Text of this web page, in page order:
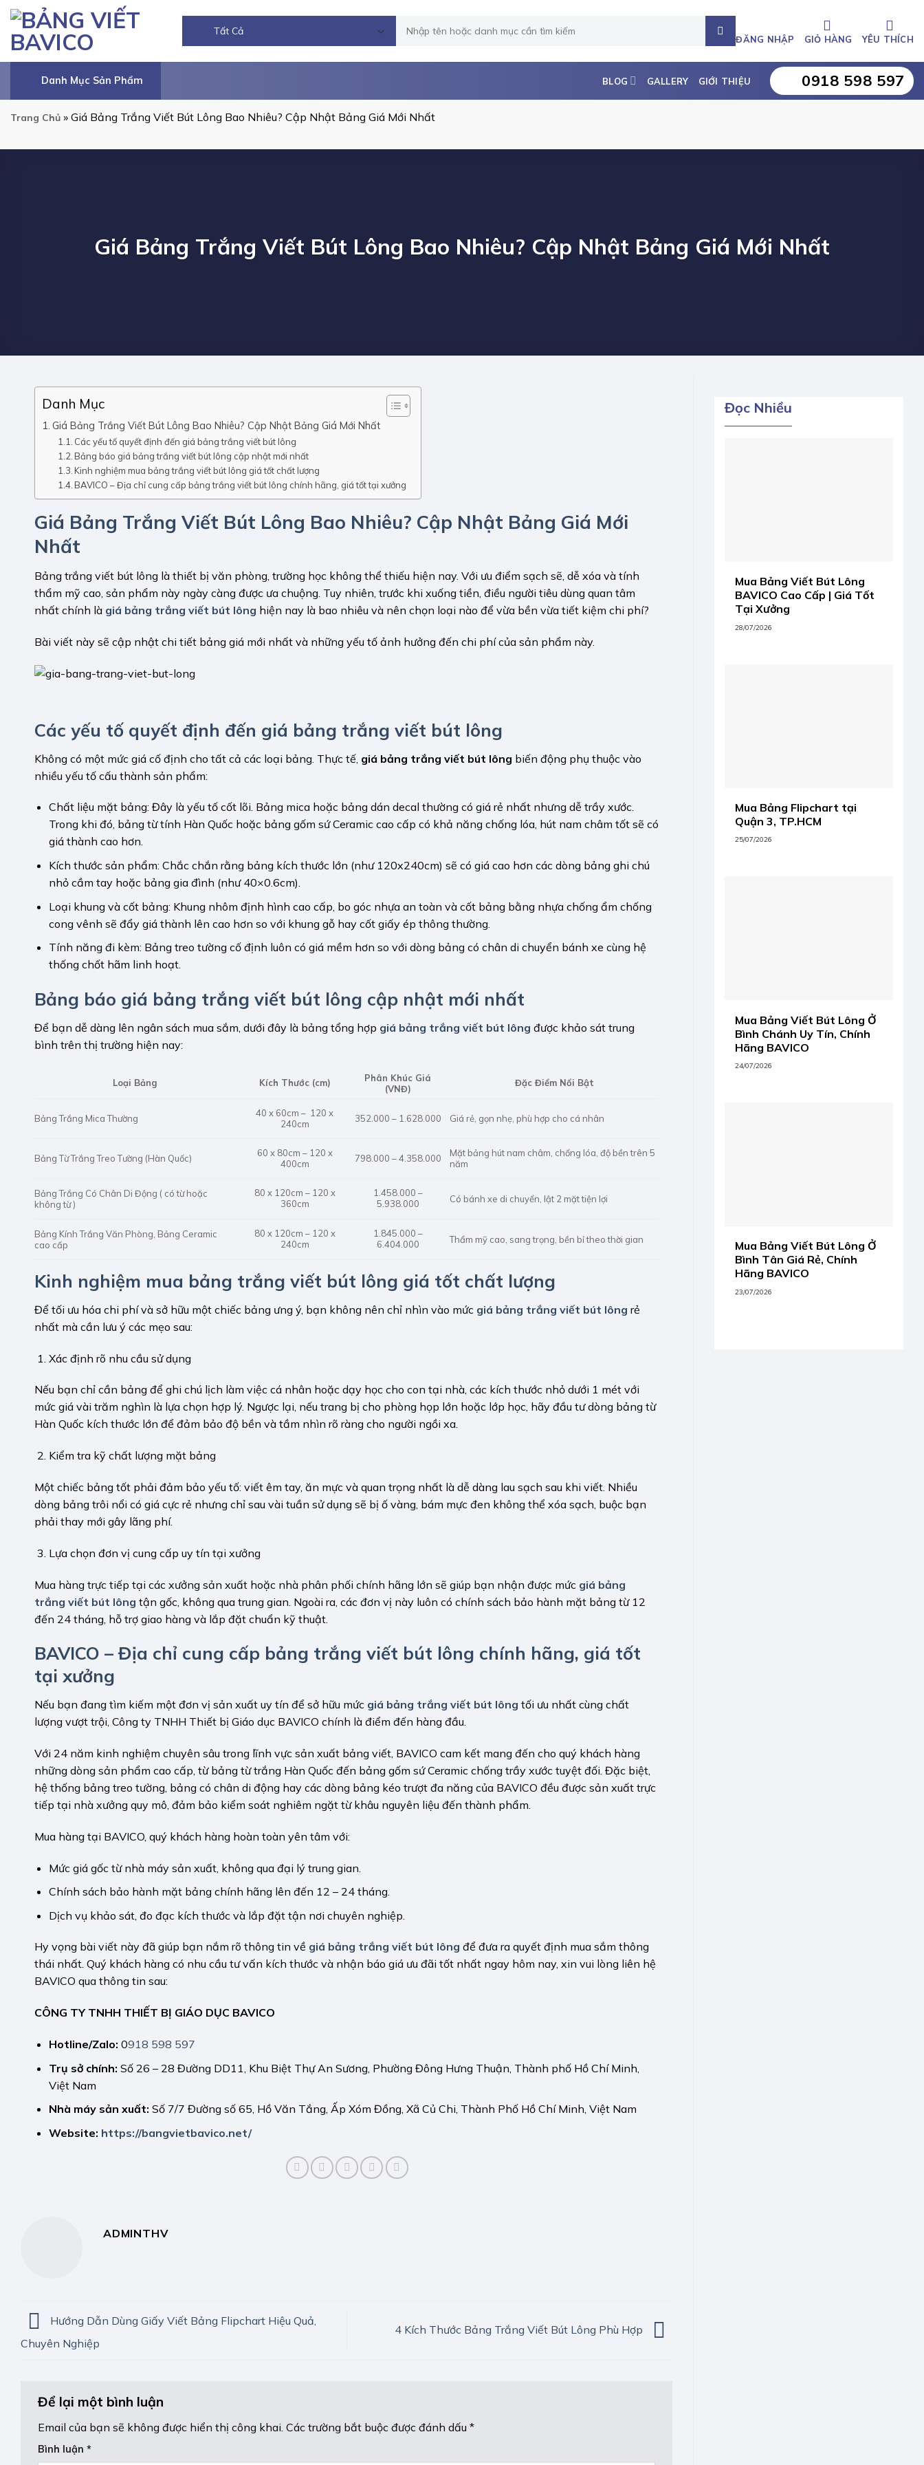
Chuyển
nội
dung
kiếm:
ĐĂNG NHẬP GIỎ HÀNG YÊU THÍCH
Danh Mục Sản Phẩm BLOG GALLERY GIỚI THIỆU 0918 598 597
Trang Chủ » Giá Bảng Trắng Viết Bút Lông Bao Nhiêu? Cập Nhật Bảng Giá Mới Nhất
Giá Bảng Trắng Viết Bút Lông Bao Nhiêu? Cập Nhật Bảng Giá Mới Nhất
Danh Mục
Giá Bảng Trắng Viết Bút Lông Bao Nhiêu? Cập Nhật Bảng Giá Mới Nhất
Các yếu tố quyết định đến giá bảng trắng viết bút lông
Bảng báo giá bảng trắng viết bút lông cập nhật mới nhất
Kinh nghiệm mua bảng trắng viết bút lông giá tốt chất lượng
BAVICO – Địa chỉ cung cấp bảng trắng viết bút lông chính hãng, giá tốt tại xưởng
Giá Bảng Trắng Viết Bút Lông Bao Nhiêu? Cập Nhật Bảng Giá Mới
Nhất
Bảng trắng viết bút lông là thiết bị văn phòng, trường học không thể thiếu hiện nay. Với ưu điểm sạch sẽ, dễ xóa và tính
thẩm mỹ cao, sản phẩm này ngày càng được ưa chuộng. Tuy nhiên, trước khi xuống tiền, điều người tiêu dùng quan tâm
nhất chính là giá bảng trắng viết bút lông hiện nay là bao nhiêu và nên chọn loại nào để vừa bền vừa tiết kiệm chi phí?
Bài viết này sẽ cập nhật chi tiết bảng giá mới nhất và những yếu tố ảnh hưởng đến chi phí của sản phẩm này.
Các yếu tố quyết định đến giá bảng trắng viết bút lông
Không có một mức giá cố định cho tất cả các loại bảng. Thực tế, giá bảng trắng viết bút lông biến động phụ thuộc vào
nhiều yếu tố cấu thành sản phẩm:
Chất liệu mặt bảng: Đây là yếu tố cốt lõi. Bảng mica hoặc bảng dán decal thường có giá rẻ nhất nhưng dễ trầy xước.
Trong khi đó, bảng từ tính Hàn Quốc hoặc bảng gốm sứ Ceramic cao cấp có khả năng chống lóa, hút nam châm tốt sẽ có
giá thành cao hơn.
Kích thước sản phẩm: Chắc chắn rằng bảng kích thước lớn (như 120x240cm) sẽ có giá cao hơn các dòng bảng ghi chú
nhỏ cầm tay hoặc bảng gia đình (như 40×0.6cm).
Loại khung và cốt bảng: Khung nhôm định hình cao cấp, bo góc nhựa an toàn và cốt bảng bằng nhựa chống ẩm chống
cong vênh sẽ đẩy giá thành lên cao hơn so với khung gỗ hay cốt giấy ép thông thường.
Tính năng đi kèm: Bảng treo tường cố định luôn có giá mềm hơn so với dòng bảng có chân di chuyển bánh xe cùng hệ
thống chốt hãm linh hoạt.
Bảng báo giá bảng trắng viết bút lông cập nhật mới nhất
Để bạn dễ dàng lên ngân sách mua sắm, dưới đây là bảng tổng hợp giá bảng trắng viết bút lông được khảo sát trung
bình trên thị trường hiện nay:
Loại Bảng Kích Thước (cm)
Phân Khúc Giá
(VNĐ)
Đặc Điểm Nổi Bật
Bảng Trắng Mica Thường
40 x 60cm – 120 x
240cm
352.000 – 1.628.000 Giá rẻ, gọn nhẹ, phù hợp cho cá nhân
Bảng Từ Trắng Treo Tường (Hàn Quốc)
60 x 80cm – 120 x
400cm
798.000 – 4.358.000
Mặt bảng hút nam châm, chống lóa, độ bền trên 5
năm
Bảng Trắng Có Chân Di Động ( có từ hoặc
không từ )
80 x 120cm – 120 x
360cm
1.458.000 –
5.938.000
Có bánh xe di chuyển, lật 2 mặt tiện lợi
Bảng Kính Trắng Văn Phòng, Bảng Ceramic
cao cấp
80 x 120cm – 120 x
240cm
1.845.000 –
6.404.000
Thẩm mỹ cao, sang trọng, bền bỉ theo thời gian
Kinh nghiệm mua bảng trắng viết bút lông giá tốt chất lượng
Để tối ưu hóa chi phí và sở hữu một chiếc bảng ưng ý, bạn không nên chỉ nhìn vào mức giá bảng trắng viết bút lông rẻ
nhất mà cần lưu ý các mẹo sau:
Xác định rõ nhu cầu sử dụng
Nếu bạn chỉ cần bảng để ghi chú lịch làm việc cá nhân hoặc dạy học cho con tại nhà, các kích thước nhỏ dưới 1 mét với
mức giá vài trăm nghìn là lựa chọn hợp lý. Ngược lại, nếu trang bị cho phòng họp lớn hoặc lớp học, hãy đầu tư dòng bảng từ
Hàn Quốc kích thước lớn để đảm bảo độ bền và tầm nhìn rõ ràng cho người ngồi xa.
Kiểm tra kỹ chất lượng mặt bảng
Một chiếc bảng tốt phải đảm bảo yếu tố: viết êm tay, ăn mực và quan trọng nhất là dễ dàng lau sạch sau khi viết. Nhiều
dòng bảng trôi nổi có giá cực rẻ nhưng chỉ sau vài tuần sử dụng sẽ bị ố vàng, bám mực đen không thể xóa sạch, buộc bạn
phải thay mới gây lãng phí.
Lựa chọn đơn vị cung cấp uy tín tại xưởng
Mua hàng trực tiếp tại các xưởng sản xuất hoặc nhà phân phối chính hãng lớn sẽ giúp bạn nhận được mức giá bảng
trắng viết bút lông tận gốc, không qua trung gian. Ngoài ra, các đơn vị này luôn có chính sách bảo hành mặt bảng từ 12
đến 24 tháng, hỗ trợ giao hàng và lắp đặt chuẩn kỹ thuật.
BAVICO – Địa chỉ cung cấp bảng trắng viết bút lông chính hãng, giá tốt
tại xưởng
Nếu bạn đang tìm kiếm một đơn vị sản xuất uy tín để sở hữu mức giá bảng trắng viết bút lông tối ưu nhất cùng chất
lượng vượt trội, Công ty TNHH Thiết bị Giáo dục BAVICO chính là điểm đến hàng đầu.
Với 24 năm kinh nghiệm chuyên sâu trong lĩnh vực sản xuất bảng viết, BAVICO cam kết mang đến cho quý khách hàng
những dòng sản phẩm cao cấp, từ bảng từ trắng Hàn Quốc đến bảng gốm sứ Ceramic chống trầy xước tuyệt đối. Đặc biệt,
hệ thống bảng treo tường, bảng có chân di động hay các dòng bảng kéo trượt đa năng của BAVICO đều được sản xuất trực
tiếp tại nhà xưởng quy mô, đảm bảo kiểm soát nghiêm ngặt từ khâu nguyên liệu đến thành phẩm.
Mua hàng tại BAVICO, quý khách hàng hoàn toàn yên tâm với:
Mức giá gốc từ nhà máy sản xuất, không qua đại lý trung gian.
Chính sách bảo hành mặt bảng chính hãng lên đến 12 – 24 tháng.
Dịch vụ khảo sát, đo đạc kích thước và lắp đặt tận nơi chuyên nghiệp.
Hy vọng bài viết này đã giúp bạn nắm rõ thông tin về giá bảng trắng viết bút lông để đưa ra quyết định mua sắm thông
thái nhất. Quý khách hàng có nhu cầu tư vấn kích thước và nhận báo giá ưu đãi tốt nhất ngay hôm nay, xin vui lòng liên hệ
BAVICO qua thông tin sau:
CÔNG TY TNHH THIẾT BỊ GIÁO DỤC BAVICO
Hotline/Zalo: 0918 598 597
Trụ sở chính: Số 26 – 28 Đường DD11, Khu Biệt Thự An Sương, Phường Đông Hưng Thuận, Thành phố Hồ Chí Minh,
Việt Nam
Nhà máy sản xuất: Số 7/7 Đường số 65, Hồ Văn Tắng, Ấp Xóm Đồng, Xã Củ Chi, Thành Phố Hồ Chí Minh, Việt Nam
Website: https://bangvietbavico.net/
ADMINTHV
Hướng Dẫn Dùng Giấy Viết Bảng Flipchart Hiệu Quả,
Chuyên Nghiệp
4 Kích Thước Bảng Trắng Viết Bút Lông Phù Hợp
Để lại một bình luận
Email của bạn sẽ không được hiển thị công khai. Các trường bắt buộc được đánh dấu *
Bình luận *
Đọc Nhiều
Mua Bảng Viết Bút Lông
BAVICO Cao Cấp | Giá Tốt
Tại Xưởng
28/07/2026
Mua Bảng Flipchart tại
Quận 3, TP.HCM
25/07/2026
Mua Bảng Viết Bút Lông Ở
Bình Chánh Uy Tín, Chính
Hãng BAVICO
24/07/2026
Mua Bảng Viết Bút Lông Ở
Bình Tân Giá Rẻ, Chính
Hãng BAVICO
23/07/2026